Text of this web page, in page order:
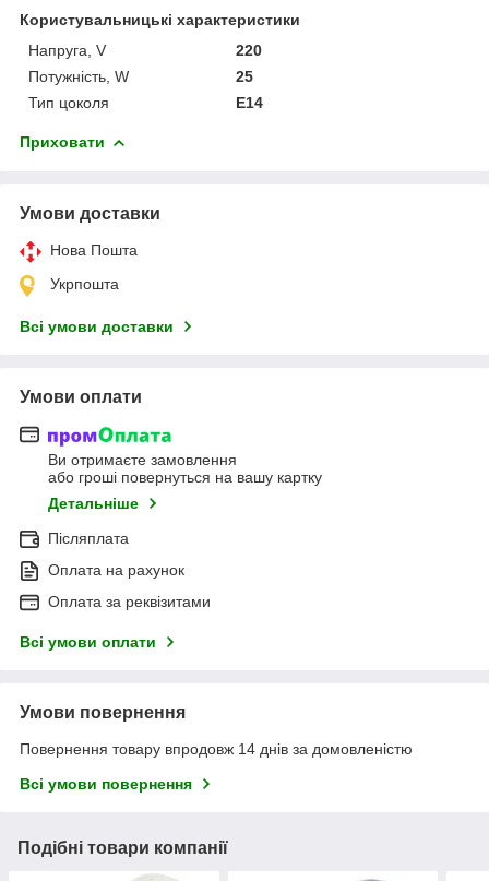
Користувальницькі характеристики
Напруга, V
220
Потужність, W
25
Тип цоколя
E14
Приховати
Умови доставки
Нова Пошта
Укрпошта
Всі умови доставки
Умови оплати
Ви отримаєте замовлення
або гроші повернуться на вашу картку
Детальніше
Післяплата
Оплата на рахунок
Оплата за реквізитами
Всі умови оплати
Умови повернення
Повернення товару впродовж 14 днів за домовленістю
Всі умови повернення
Подібні товари компанії